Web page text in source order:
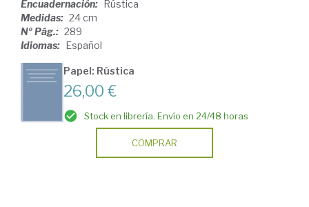
Encuadernación: Rústica
Medidas: 24 cm
Nº Pág.: 289
Idiomas: Español
Papel: Rústica
26,00 €
Stock en librería. Envío en 24/48 horas
COMPRAR